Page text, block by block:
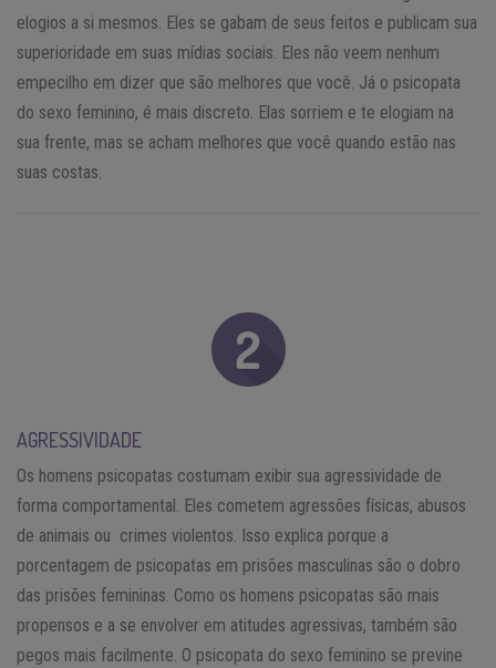
elogios a si mesmos. Eles se gabam de seus feitos e publicam sua
superioridade em suas mídias sociais. Eles não veem nenhum
empecilho em dizer que são melhores que você. Já o psicopata
do sexo feminino, é mais discreto. Elas sorriem e te elogiam na
sua frente, mas se acham melhores que você quando estão nas
suas costas.
AGRESSIVIDADE
Os homens psicopatas costumam exibir sua agressividade de
forma comportamental. Eles cometem agressões físicas, abusos
de animais ou crimes violentos. Isso explica porque a
porcentagem de psicopatas em prisões masculinas são o dobro
das prisões femininas. Como os homens psicopatas são mais
propensos e a se envolver em atitudes agressivas, também são
pegos mais facilmente. O psicopata do sexo feminino se previne